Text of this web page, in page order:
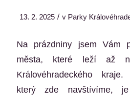
13. 2. 2025 / v Parky
Na prázdniny jsem Vám
města, které leží až
Královéhradeckého
který zde navštívíme,